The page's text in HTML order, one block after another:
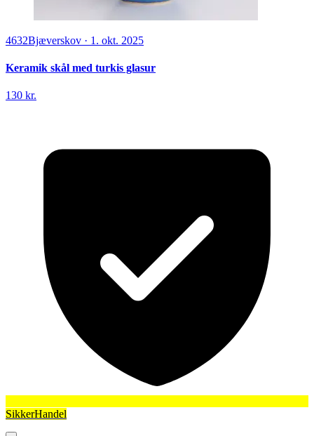
4632Bjæverskov · 1. okt. 2025
Keramik skål med turkis glasur
130 kr.
SikkerHandel